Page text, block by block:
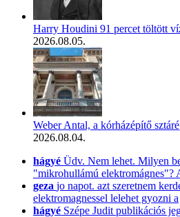
Harry Houdini 91 percet töltött
2026.08.05.
Weber Antal, a kórházépítő
2026.08.04.
hágyé Üdv. Nem lehet. Milyen
"mikrohullámú elektromágnes"?
geza jo napot. azt szeretnem
elektromagnessel lelehet gyozni a
hágyé Szépe Judit publikációs